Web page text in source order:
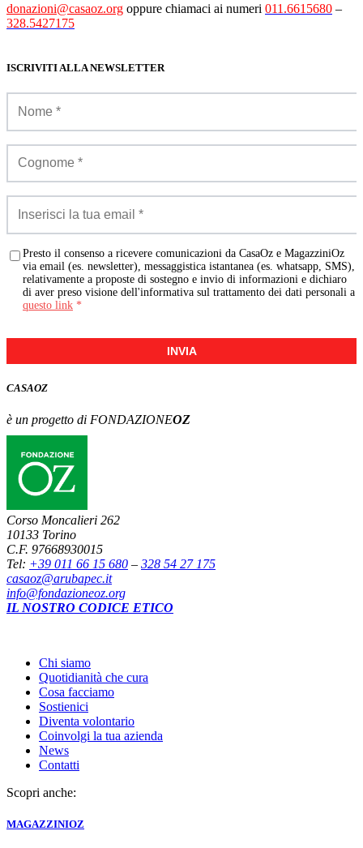
donazioni@casaoz.org oppure chiamaci ai numeri 011.6615680 –
328.5427175
ISCRIVITI ALLA NEWSLETTER
Presto il consenso a ricevere comunicazioni da CasaOz e MagazziniOz
via email (es. newsletter), messaggistica istantanea (es. whatsapp, SMS),
relativamente a proposte di sostegno e invio di informazioni e dichiaro
di aver preso visione dell'informativa sul trattamento dei dati personali a
questo link *
INVIA
CASAOZ
è un progetto di FONDAZIONEOZ
Corso Moncalieri 262
10133 Torino
C.F. 97668930015
Tel: +39 011 66 15 680 – 328 54 27 175
casaoz@arubapec.it
info@fondazioneoz.org
IL NOSTRO CODICE ETICO
Chi siamo
Quotidianità che cura
Cosa facciamo
Sostienici
Diventa volontario
Coinvolgi la tua azienda
News
Contatti
Scopri anche:
MAGAZZINIOZ